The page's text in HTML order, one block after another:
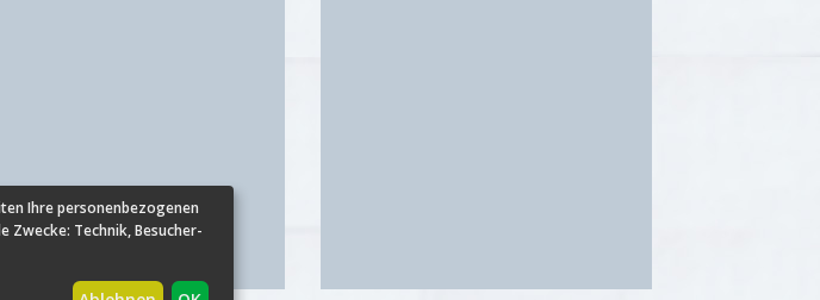
Ihre personenbezogenen
Zwecke: Technik, Besucher-